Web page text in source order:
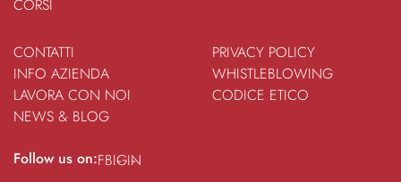
CORSI
CONTATTI
INFO AZIENDA
LAVORA CON NOI
NEWS & BLOG
PRIVACY POLICY
WHISTLEBLOWING
CODICE ETICO
Follow us on:FBIGIN